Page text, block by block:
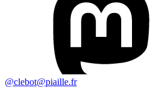
@clebot@piaille.fr